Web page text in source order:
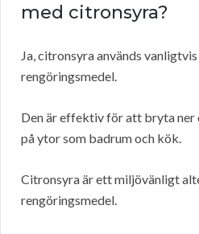
med citronsyra?
Ja, citronsyra används
rengöringsmedel.
Den är effektiv för att bryta ner
på ytor som badrum och kök.
Citronsyra är ett miljövänligt
rengöringsmedel.